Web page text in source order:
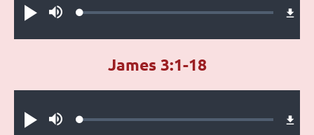
Play MuteLoaded:
Play MuteLoaded:
James 3:1-18